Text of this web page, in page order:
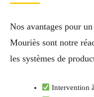
Nos avantages pour
Mouriès sont notre
les systèmes de
Intervention